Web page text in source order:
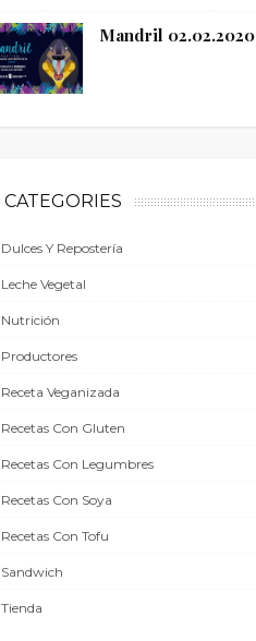
Mandril 02.02.2020
CATEGORIES
Dulces Y Repostería
Leche Vegetal
Nutrición
Productores
Receta Veganizada
Recetas Con Gluten
Recetas Con Legumbres
Recetas Con Soya
Recetas Con Tofu
Sandwich
Tienda